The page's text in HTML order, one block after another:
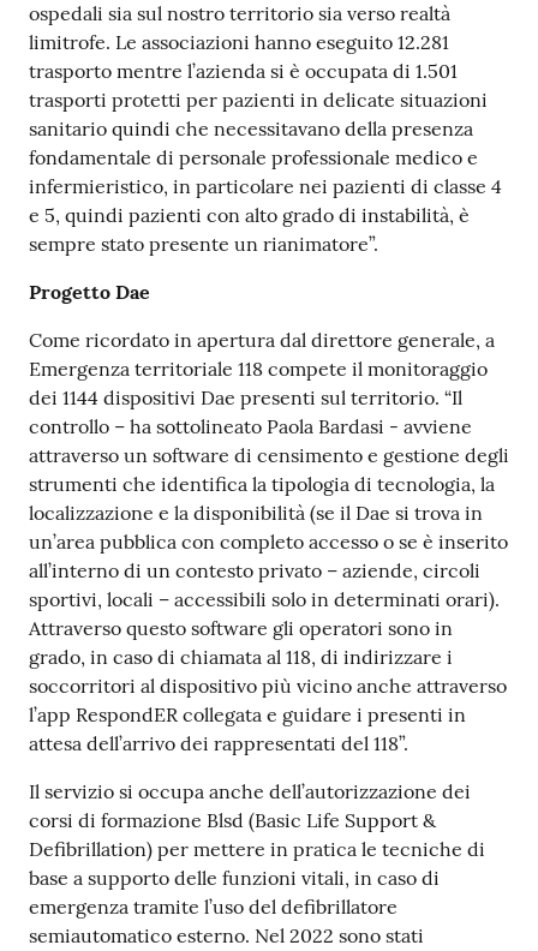
ospedali sia sul nostro territorio sia verso realtà
limitrofe. Le associazioni hanno eseguito 12.281
trasporto mentre l’azienda si è occupata di 1.501
trasporti protetti per pazienti in delicate situazioni
sanitario quindi che necessitavano della presenza
fondamentale di personale professionale medico e
infermieristico, in particolare nei pazienti di classe 4
e 5, quindi pazienti con alto grado di instabilità, è
sempre stato presente un rianimatore”.
Progetto Dae
Come ricordato in apertura dal direttore generale, a
Emergenza territoriale 118 compete il monitoraggio
dei 1144 dispositivi Dae presenti sul territorio. “Il
controllo – ha sottolineato Paola Bardasi - avviene
attraverso un software di censimento e gestione degli
strumenti che identifica la tipologia di tecnologia, la
localizzazione e la disponibilità (se il Dae si trova in
un’area pubblica con completo accesso o se è inserito
all’interno di un contesto privato – aziende, circoli
sportivi, locali – accessibili solo in determinati orari).
Attraverso questo software gli operatori sono in
grado, in caso di chiamata al 118, di indirizzare i
soccorritori al dispositivo più vicino anche attraverso
l’app RespondER collegata e guidare i presenti in
attesa dell’arrivo dei rappresentati del 118”.
Il servizio si occupa anche dell’autorizzazione dei
corsi di formazione Blsd (Basic Life Support &
Defibrillation) per mettere in pratica le tecniche di
base a supporto delle funzioni vitali, in caso di
emergenza tramite l’uso del defibrillatore
semiautomatico esterno. Nel 2022 sono stati